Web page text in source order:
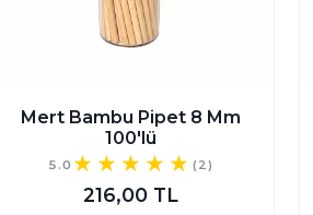
Mert Bambu Pipet 8 Mm
100'lü
5.0 (2)
216,00 TL